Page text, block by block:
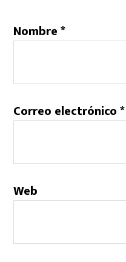
Nombre*
Correo electrónico*
Web